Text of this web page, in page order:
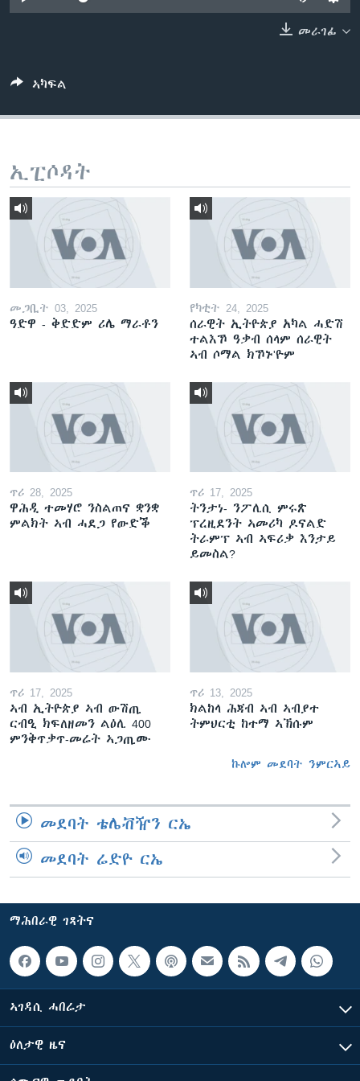
ቂሔ ጽልሚ
መራገፊ
ኣካፍል
ኢፒሶዳት
መጋቢት 03, 2025
ዓድዋ - ቅድድም ሪሌ ማራቶን
የካቲት 24, 2025
ሰራዊት ኢትዮጵያ አካል ሓድሽ
ተልእኾ ዓቃብ ሰላም ሰራዊት
ኣብ ሶማል ክኾኑ'ዮም
ጥሪ 28, 2025
ዋሕዲ ተመሃሮ ንስልጠና ቋንቋ
ምልክት ኣብ ሓደጋ የውድቕ
ጥሪ 17, 2025
ትንታነ- ንፖሊሲ ምሩጽ
ፕረዚደንት ኣመሪካ ዶናልድ
ትራምፕ ኣብ ኣፍሪቃ እንታይ
ይመስል?
ጥሪ 17, 2025
ኣብ ኢትዮጵያ ኣብ ውሽጢ
ርብዒ ክፍለዘመን ልዕሊ 400
ምንቅጥቃጥ-መሬት ኣጋጢሙ
ጥሪ 13, 2025
ክልከላ ሕጃብ ኣብ ኣብያተ
ትምህርቲ ከተማ ኣኽሱም
ኩሎም መደባት ንምርኣይ
መደባት ቴሌቭዥን ርኤ
መደባት ሬድዮ ርኤ
ማሕበራዊ ገጻትና
ኣገዳሲ ሓበሬታ
ዕለታዊ ዜና